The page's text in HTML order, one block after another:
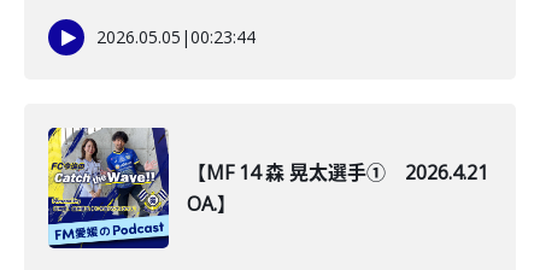
2026.05.05 |00:23:44
【MF 14 森 晃太選手① 2026.4.21
OA.】